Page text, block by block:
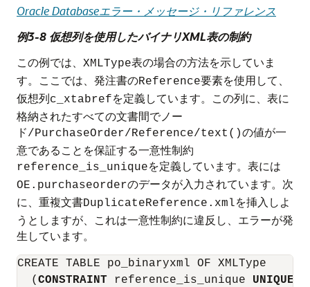
Oracle Databaseエラー・メッセージ・リファレンス
例3-8 仮想列を使用したバイナリXML表の制約
この例では、 XMLType表の場合の方法を示していま
す。ここでは、発注書のReference要素を使用して、
仮想列c_xtabrefを定義しています。この列に、表に
格納されたすべての文書間でノー
ド/PurchaseOrder/Reference/text()の値が一
意であることを保証する一意性制約
reference_is_uniqueを定義しています。表には
OE.purchaseorderのデータが入力されています。次
に、重複文書DuplicateReference.xmlを挿入しよ
うとしますが、これは一意性制約に違反し、エラーが発
生しています。
CREATE TABLE po_binaryxml OF XMLType
  (
CONSTRAINT reference_is_unique UNIQUE